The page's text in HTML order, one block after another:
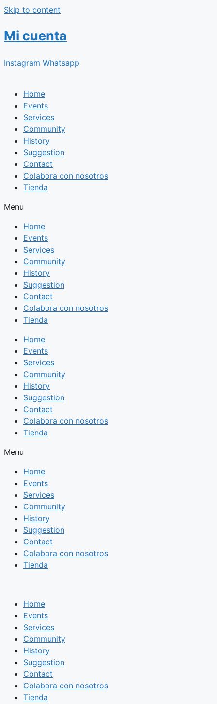
Skip to content
Mi cuenta
Instagram Whatsapp
Home
Events
Services
Community
History
Suggestion
Contact
Colabora con nosotros
Tienda
Menu
Home
Events
Services
Community
History
Suggestion
Contact
Colabora con nosotros
Tienda
Home
Events
Services
Community
History
Suggestion
Contact
Colabora con nosotros
Tienda
Menu
Home
Events
Services
Community
History
Suggestion
Contact
Colabora con nosotros
Tienda
Home
Events
Services
Community
History
Suggestion
Contact
Colabora con nosotros
Tienda